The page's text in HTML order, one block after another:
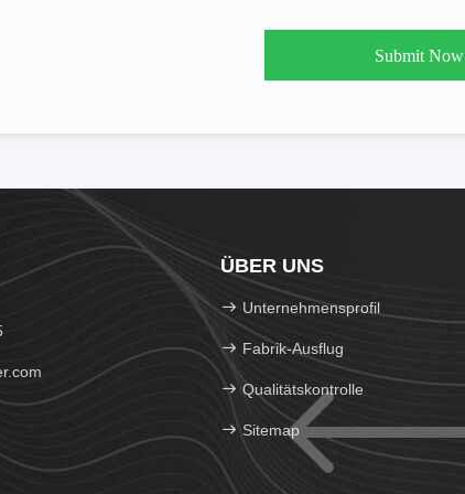
Submit Now
ÜBER UNS
Unternehmensprofil
Fabrik-Ausflug
Qualitätskontrolle
Sitemap